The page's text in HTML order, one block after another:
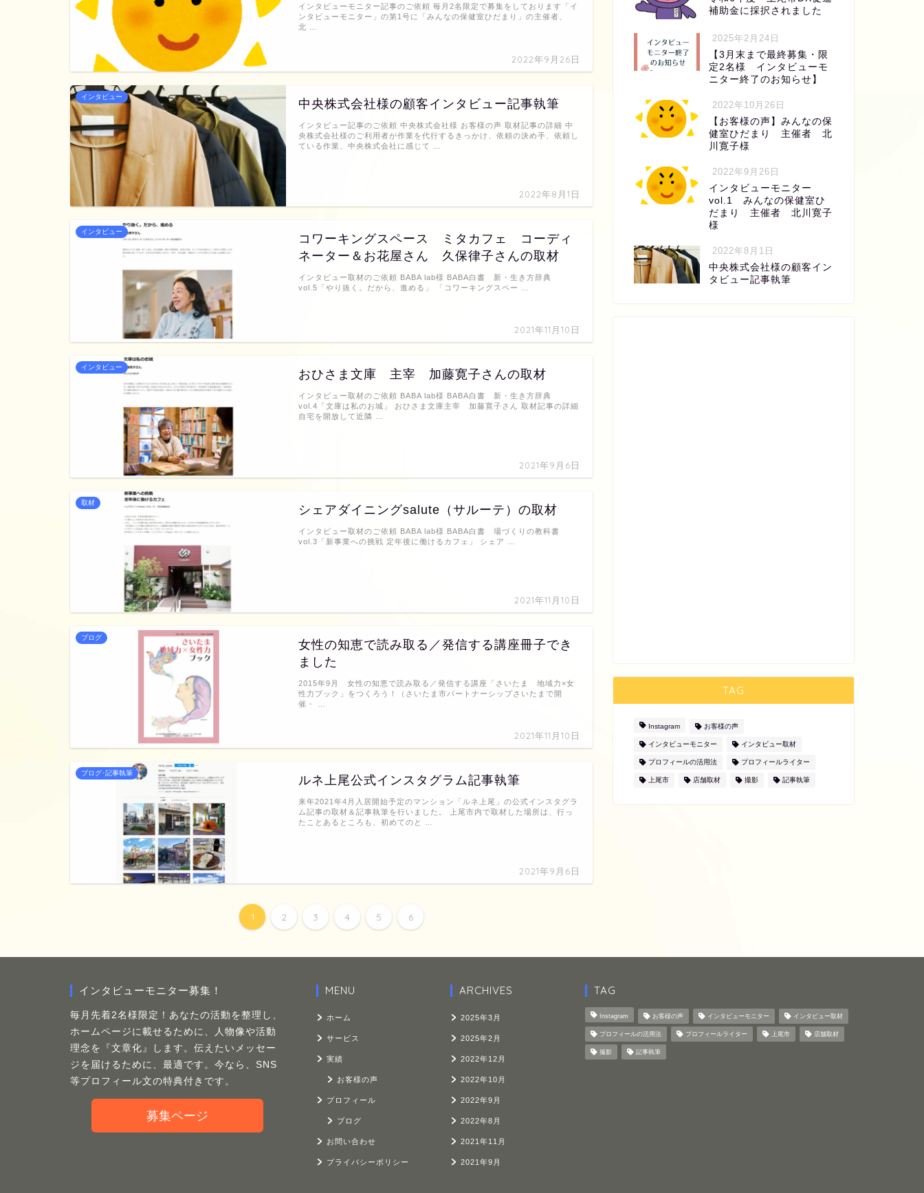
2022年9月26日
インタビューモニター記事のご依頼 毎月2名限定で募集をしております「イ
ンタビューモニター」の第1号に「みんなの保健室ひだまり」の主催者、
北 …
インタビュー
中央株式会社様の顧客インタビュー記事執筆
2022年8月1日
インタビュー記事のご依頼 中央株式会社様 お客様の声 取材記事の詳細 中
央株式会社様のご利用者が作業を代行するきっかけ、依頼の決め手、依頼し
ている作業、中央株式会社に感じて …
インタビュー
コワーキングスペース ミタカフェ コーディ
ネーター＆お花屋さん 久保律子さんの取材
2021年11月10日
インタビュー取材のご依頼 BABA lab様 BABA白書 新・生き方辞典
vol.5「やり抜く。だから、進める」 「コワーキングスペー …
インタビュー
おひさま文庫 主宰 加藤寛子さんの取材
2021年9月6日
インタビュー取材のご依頼 BABA lab様 BABA白書 新・生き方辞典
vol.4「文庫は私のお城」 おひさま文庫主宰 加藤寛子さん 取材記事の詳細
自宅を開放して近隣 …
取材
シェアダイニングsalute（サルーテ）の取材
2021年11月10日
インタビュー取材のご依頼 BABA lab様 BABA白書 場づくりの教科書
vol.3「新事業への挑戦 定年後に働けるカフェ」 シェア …
ブログ
女性の知恵で読み取る／発信する講座冊子でき
ました
2021年11月10日
2015年9月 女性の知恵で読み取る／発信する講座「さいたま 地域力×女
性力ブック」をつくろう！（さいたま市パートナーシップさいたまで開
催・ …
ブログ･記事執筆
ルネ上尾公式インスタグラム記事執筆
2021年9月6日
来年2021年4月入居開始予定のマンション「ルネ上尾」の公式インスタグラ
ム記事の取材＆記事執筆を行いました。 上尾市内で取材した場所は、行っ
たことあるところも、初めてのと …
1 2 3 4 5 6
補助金に採択されました
2025年2月24日
【3月末まで最終募集・限
定2名様 インタビューモ
ニター終了のお知らせ】
2022年10月26日
【お客様の声】みんなの保
健室ひだまり 主催者 北
川寛子様
2022年9月26日
インタビューモニター
vol.1 みんなの保健室ひ
だまり 主催者 北川寛子
様
2022年8月1日
中央株式会社様の顧客イン
タビュー記事執筆
TAG
Instagram お客様の声
インタビューモニター インタビュー取材
プロフィールの活用法 プロフィールライター
上尾市 店舗取材 撮影 記事執筆
インタビューモニター募集！
毎月先着2名様限定！あなたの活動を整理し、
ホームページに載せるために、人物像や活動
理念を『文章化』します。伝えたいメッセー
ジを届けるために、最適です。今なら、SNS
等プロフィール文の特典付きです。
募集ページ
MENU
ホーム
サービス
実績
お客様の声
プロフィール
ブログ
お問い合わせ
プライバシーポリシー
ARCHIVES
2025年3月
2025年2月
2022年12月
2022年10月
2022年9月
2022年8月
2021年11月
2021年9月
TAG
Instagram お客様の声 インタビューモニター インタビュー取材
プロフィールの活用法 プロフィールライター 上尾市 店舗取材
撮影 記事執筆